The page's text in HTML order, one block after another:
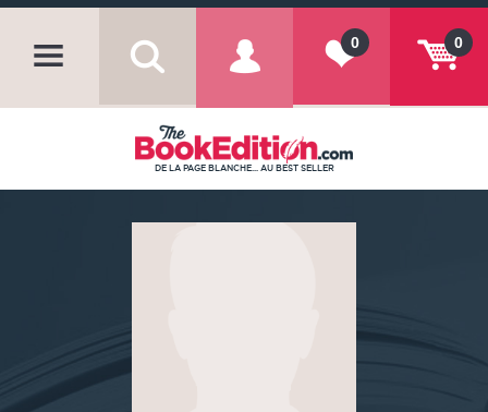
0
0
DE LA PAGE BLANCHE... AU BEST SELLER